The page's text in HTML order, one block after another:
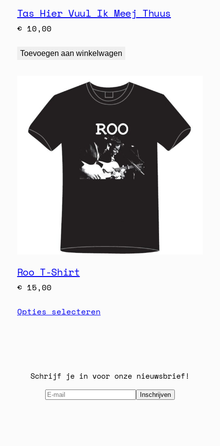
Tas Hier Vuul Ik Meej Thuus
€ 10,00
Toevoegen aan winkelwagen
Roo T-Shirt
€ 15,00
Opties selecteren
Schrijf je in voor onze nieuwsbrief!